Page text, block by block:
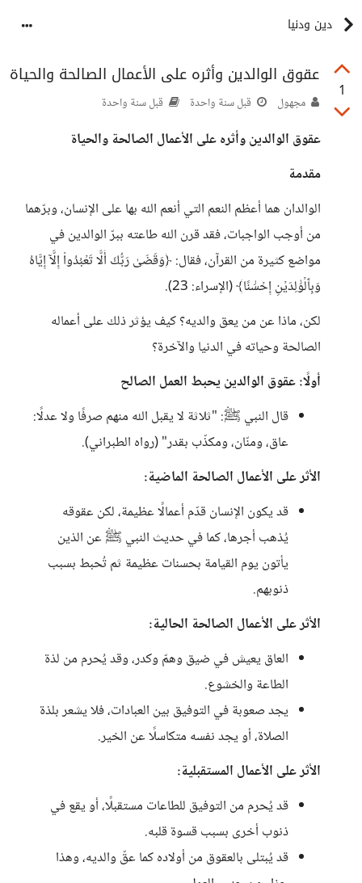
دين ودنيا
1
عقوق الوالدين وأثره على الأعمال الصالحة والحياة
مجهول قبل سنة واحدة قبل سنة واحدة
عقوق الوالدين وأثره على الأعمال الصالحة والحياة
مقدمة
الوالدان هما أعظم النعم التي أنعم الله بها على الإنسان، وبرّهما
من أوجب الواجبات، فقد قرن الله طاعته ببرّ الوالدين في
مواضع كثيرة من القرآن، فقال: ﴿وَقَضَىٰ رَبُّكَ أَلَّا تَعۡبُدُواْ إِلَّآ إِيَّاهُ
وَبِٱلۡوَٰلِدَيۡنِ إِحۡسَٰنًا﴾ (الإسراء: 23).
لكن، ماذا عن من يعق والديه؟ كيف يؤثر ذلك على أعماله
الصالحة وحياته في الدنيا والآخرة؟
أولًا: عقوق الوالدين يحبط العمل الصالح
قال النبي ﷺ: "ثلاثة لا يقبل الله منهم صرفًا ولا عدلًا:
عاق، ومنّان، ومكذّب بقدر" (رواه الطبراني).
الأثر على الأعمال الصالحة الماضية:
قد يكون الإنسان قدّم أعمالًا عظيمة، لكن عقوقه
يُذهب أجرها، كما في حديث النبي ﷺ عن الذين
يأتون يوم القيامة بحسنات عظيمة ثم تُحبط بسبب
ذنوبهم.
الأثر على الأعمال الصالحة الحالية:
العاق يعيش في ضيق وهمّ وكدر، وقد يُحرم من لذة
الطاعة والخشوع.
يجد صعوبة في التوفيق بين العبادات، فلا يشعر بلذة
الصلاة، أو يجد نفسه متكاسلًا عن الخير.
الأثر على الأعمال المستقبلية:
قد يُحرم من التوفيق للطاعات مستقبلًا، أو يقع في
ذنوب أخرى بسبب قسوة قلبه.
قد يُبتلى بالعقوق من أولاده كما عقّ والديه، وهذا